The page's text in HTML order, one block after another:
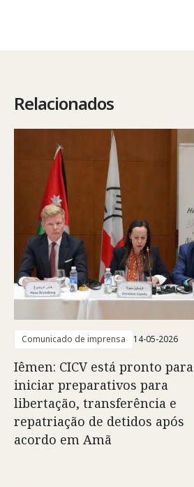
Relacionados
Comunicado de imprensa 14-05-2026
Iêmen: CICV está pronto para
iniciar preparativos para
libertação, transferência e
repatriação de detidos após
acordo em Amã